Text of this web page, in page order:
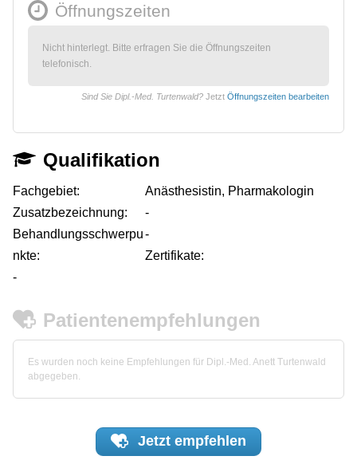
Öffnungszeiten
Nicht hinterlegt. Bitte erfragen Sie die Öffnungszeiten
telefonisch.
Sind Sie Dipl.-Med. Turtenwald? Jetzt Öffnungszeiten bearbeiten
Qualifikation
Fachgebiet:
Anästhesistin, Pharmakologin
Zusatzbezeichnung:
-
Behandlungsschwerpu
nkte:
-
Zertifikate:
-
Patientenempfehlungen
Es wurden noch keine Empfehlungen für Dipl.-Med. Anett Turtenwald
abgegeben.
Jetzt empfehlen